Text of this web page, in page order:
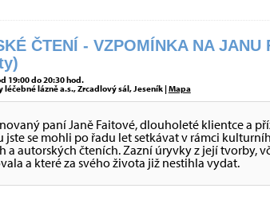
ČTENÍ - VZPOMÍNKA NA JANU
19:00 do 20:30 hod.
léčebné lázně a.s., Zrcadlový sál, Jeseník |Mapa
paní Janě Faitové, dlouholeté klientce a
jste se mohli po řadu let setkávat v rámci
a autorských čteních. Zazní úryvky z její tvorby,
a které za svého života již nestihla vydat.